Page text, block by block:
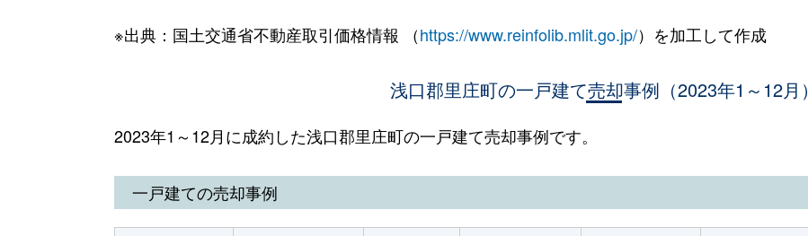
※出典：国土交通省不動産取引価格情報 （https://www.reinfolib.mlit.go.jp/）を加工して作成
浅口郡里庄町の一戸建て売却事例（2023年1～12月）
2023年1～12月に成約した浅口郡里庄町の一戸建て売却事例です。
一戸建ての売却事例